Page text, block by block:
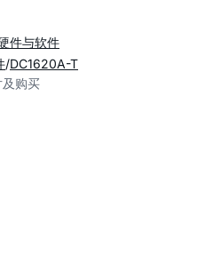
件与软件
DC1620A-T
购买